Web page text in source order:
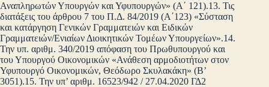
Αναπληρωτών Υπουργών και Υφυπουργών» (Α΄ 121).13. Τις
διατάξεις του άρθρου 7 του Π.Δ. 84/2019 (Α΄123) «Σύσταση
και κατάργηση Γενικών Γραμματειών και Ειδικών
Γραμματειών/Ενιαίων Διοικητικών Τομέων Υπουργείων».14.
Την υπ. αριθμ. 340/2019 απόφαση του Πρωθυπουργού και
του Υπουργού Οικονομικών «Ανάθεση αρμοδιοτήτων στον
Υφυπουργό Οικονομικών, Θεόδωρο Σκυλακάκη» (Β’
3051).15. Την υπ’ αριθμ. 16523/942 / 27.04.2020 ΓΔ2